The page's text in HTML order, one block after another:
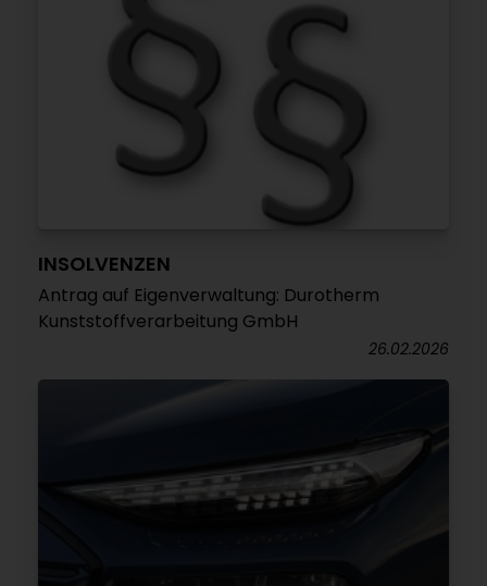
INSOLVENZEN
Antrag auf Eigenverwaltung: Durotherm
Kunststoffverarbeitung GmbH
26.02.2026